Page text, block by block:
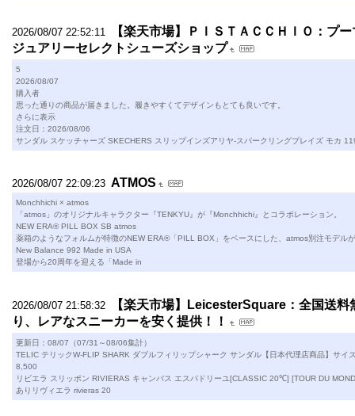
2026/08/07 22:52:11
【楽天市場】ＰＩＳＴＡＣＣＨＩＯ：プ
ジュアリーセレクトシューズショップ
5
2026/08/07
購入者
思った通りの商品が届きました。履きやすくてデザインもとても良いです。
さらに表示
注文日：2026/08/06
サンダル スケッチャーズ SKECHERS スリップインズアリヤ-スパークリングプレイズ モカ
2026/08/07 22:09:23 ATMOS
Monchhichi × atmos
「atmos」のオリジナルキャラクター『TENKYU』が『Monchhichi』とコラボレーション。
NEW ERA® PILL BOX SB atmos
薬箱のようなフォルムが特徴のNEW ERA®「PILL BOX」をベースにした、atmos別注モデル
New Balance 992 Made in USA
登場から20周年を迎える「Made in
2026/08/07 21:58:32
【楽天市場】LeicesterSquare：全国送
り、レアなスニーカーを安く提供！！
更新日：08/07（07/31～08/06集計）
TELIC テリックW-FLIP SHARK ダブルフィリップシャーク サンダル【日本代理店商品】サイ
8,500
リビエラ スリッポン RIVIERAS キャンバス エスパドリーユ[CLASSIC 20℃] [TOUR DU
ありリヴィエラ rivieras 20